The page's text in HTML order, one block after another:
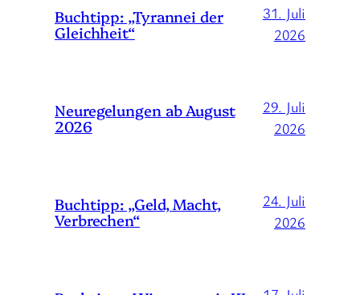
Buchtipp: „Tyrannei der
Gleichheit“
31. Juli
2026
Neuregelungen ab August
2026
29. Juli
2026
Buchtipp: „Geld, Macht,
Verbrechen“
24. Juli
2026